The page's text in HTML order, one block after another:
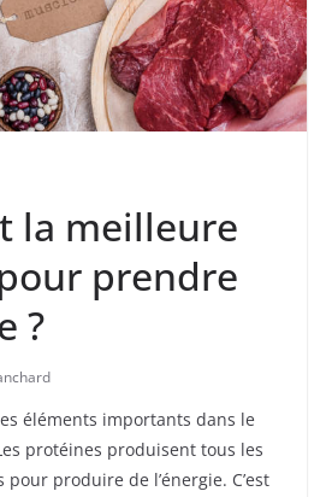
la meilleure
prendre
?
éléments importants dans le
protéines produisent tous les
produire de l’énergie. C’est